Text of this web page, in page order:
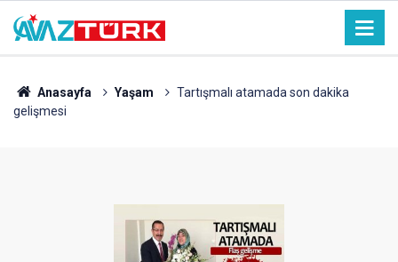
Anasayfa Yaşam
Tartışmalı atamada son dakika
gelişmesi